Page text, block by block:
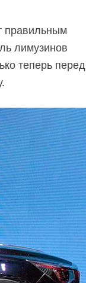
правильным
лимузинов
теперь перед